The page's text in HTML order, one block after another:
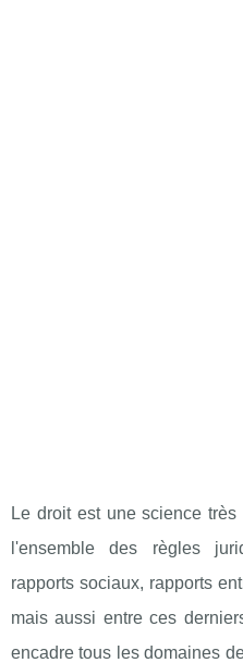
Le droit est une science
l'ensemble des règles
rapports sociaux, rapports
mais aussi entre ces
encadre tous les domaines